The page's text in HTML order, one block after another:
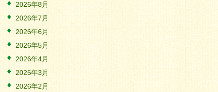
2026年8月
2026年7月
2026年6月
2026年5月
2026年4月
2026年3月
2026年2月